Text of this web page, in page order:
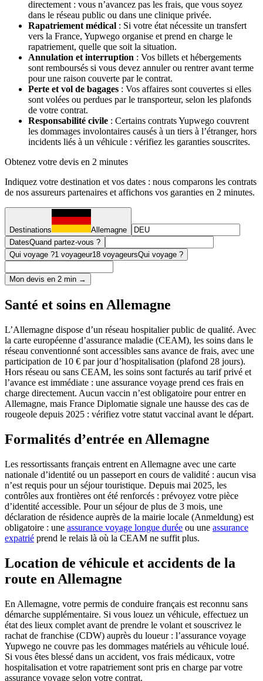
directement : vous n’avancez pas les frais, que vous soyez
dans le réseau public ou dans une clinique privée.
Rapatriement médical : Si votre état nécessite un transfert
vers la France, Yupwego organise et prend en charge le
rapatriement, quelle que soit la situation.
Annulation et interruption : Vos billets et hébergements
sont remboursés si vous devez annuler ou rentrer avant terme
pour une raison couverte par le contrat.
Perte et vol de bagages : Vos affaires sont couvertes si elles
sont volées ou perdues par le transporteur, selon les plafonds
de votre contrat.
Responsabilité civile : Certains contrats Yupwego couvrent
les dommages involontaires causés à un tiers à l’étranger, hors
incidents liés à un véhicule : vérifiez les garanties souscrites.
Obtenez votre devis en 2 minutes
Indiquez votre destination et vos dates : nous comparons les contrats
de nos assureurs partenaires et affichons vos garanties en 2 minutes.
Destinations
Allemagne
DatesQuand partez-vous ?
Qui voyage ?1 voyageur18 voyageursQui voyage ?
Mon devis en 2 min →
Santé et soins en Allemagne
L’Allemagne dispose d’un réseau hospitalier public de qualité. Avec
la carte européenne d’assurance maladie (CEAM), les soins dans le
réseau conventionné sont accessibles sans avance de frais, avec une
participation de 10 € par jour d’hospitalisation (plafond 28 jours).
Hors réseau ou sans CEAM, les soins sont facturés au tarif privé et
l’avance est immédiate : une assurance voyage prend ces frais en
charge directement. Aucun vaccin n’est obligatoire pour entrer en
Allemagne, mais France Diplomatie signale une hausse des cas de
rougeole depuis 2025 : vérifiez votre statut vaccinal avant le départ.
Formalités d’entrée en Allemagne
Les ressortissants français entrent en Allemagne avec une carte
nationale d’identité ou un passeport en cours de validité : aucun visa
n’est requis pour un séjour touristique. Depuis mai 2025, les
contrôles aux frontières ont été renforcés : prévoyez votre pièce
d’identité accessible. Pour un séjour de plus de 3 mois, une
déclaration de résidence auprès de la mairie locale (Anmeldung) est
obligatoire : une assurance voyage longue durée ou une assurance
expatrié prend le relais là où la CEAM ne suffit plus.
Location de véhicule et accidents de la
route en Allemagne
En Allemagne, votre permis de conduire français est reconnu sans
démarche supplémentaire. Si vous louez un véhicule, effectuez un
état des lieux complet avant de prendre le volant et souscrivez le
rachat de franchise (CDW) auprès du loueur : l’assurance voyage
Yupwego ne couvre pas les dommages matériels au véhicule loué.
Si vous êtes blessé dans un accident, vos frais médicaux, votre
hospitalisation et votre rapatriement sont pris en charge par votre
assurance voyage selon votre contrat.